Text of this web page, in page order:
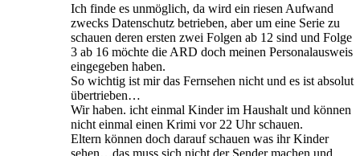
Ich finde es unmöglich, da wird ein riesen Aufwand
zwecks Datenschutz betrieben, aber um eine Serie zu
schauen deren ersten zwei Folgen ab 12 sind und Folge
3 ab 16 möchte die ARD doch meinen Personalausweis
eingegeben haben.
So wichtig ist mir das Fernsehen nicht und es ist absolut
übertrieben…
Wir haben. icht einmal Kinder im Haushalt und können
nicht einmal einen Krimi vor 22 Uhr schauen.
Eltern können doch darauf schauen was ihr Kinder
sehen…das muss sich nicht der Sender machen und